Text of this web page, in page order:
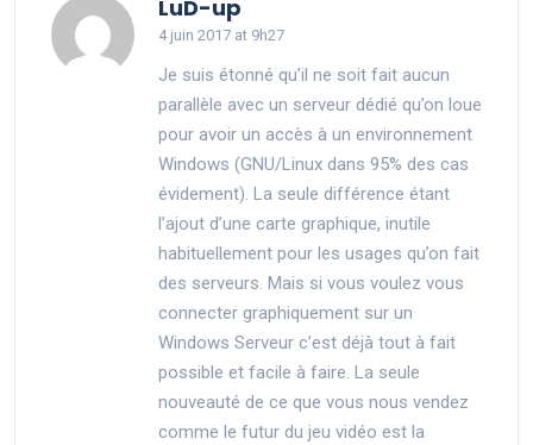
LuD-up
4 juin 2017 at 9h27
Je suis étonné qu’il ne soit fait aucun
parallèle avec un serveur dédié qu’on loue
pour avoir un accès à un environnement
Windows (GNU/Linux dans 95% des cas
évidement). La seule différence étant
l’ajout d’une carte graphique, inutile
habituellement pour les usages qu’on fait
des serveurs. Mais si vous voulez vous
connecter graphiquement sur un
Windows Serveur c’est déjà tout à fait
possible et facile à faire. La seule
nouveauté de ce que vous nous vendez
comme le futur du jeu vidéo est la